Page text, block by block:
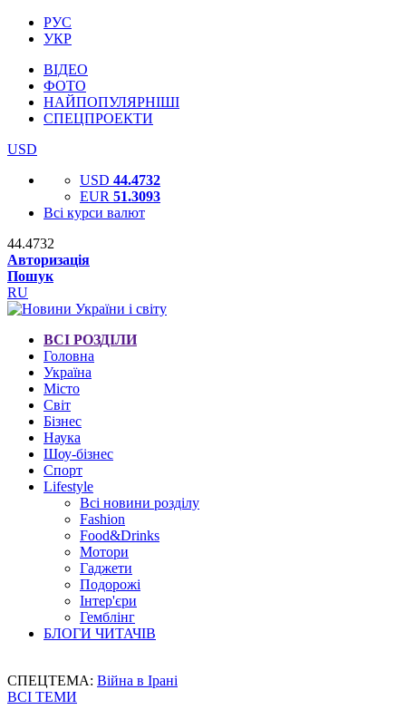
РУС
УКР
ВІДЕО
ФОТО
НАЙПОПУЛЯРНІШІ
СПЕЦПРОЕКТИ
USD
USD 44.4732
EUR 51.3093
Всі курси валют
44.4732
Авторизація
Пошук
RU
ВСІ РОЗДІЛИ
Головна
Україна
Місто
Світ
Бізнес
Наука
Шоу-бізнес
Спорт
Lifestyle
Всі новини розділу
Fashion
Food&Drinks
Мотори
Гаджети
Подорожі
Інтер'єри
Гемблінг
БЛОГИ ЧИТАЧІВ
СПЕЦТЕМА: Війна в Ірані
ВСІ ТЕМИ